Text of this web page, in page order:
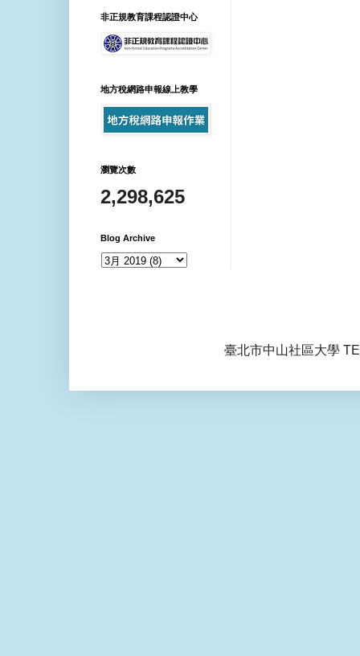
非正規教育課程認證中心
地方稅網路申報線上教學
瀏覽次數
2,298,625
Blog Archive
臺北市中山社區大學